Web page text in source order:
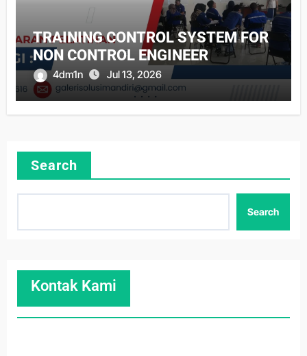
TRAINING CONTROL SYSTEM FOR
NON CONTROL ENGINEER
4dm1n Jul 13, 2026
Search
Search
Kontak Kami